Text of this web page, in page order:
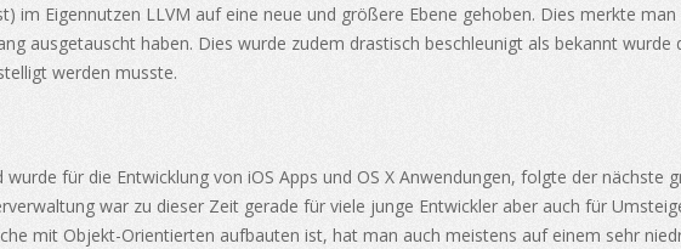
im Eigennutzen LLVM auf eine neue und größere Ebene gehoben. Dies merkte
ausgetauscht haben. Dies wurde zudem drastisch beschleunigt als bekannt
werden musste.
für die Entwicklung von iOS Apps und OS X Anwendungen, folgte der nächste
war zu dieser Zeit gerade für viele junge Entwickler aber auch für
mit Objekt-Orientierten aufbauten ist, hat man auch meistens auf einem sehr